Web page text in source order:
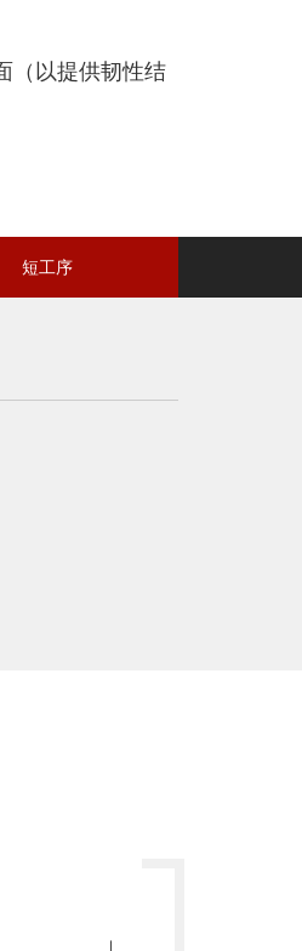
（以提供韧性结
短工序